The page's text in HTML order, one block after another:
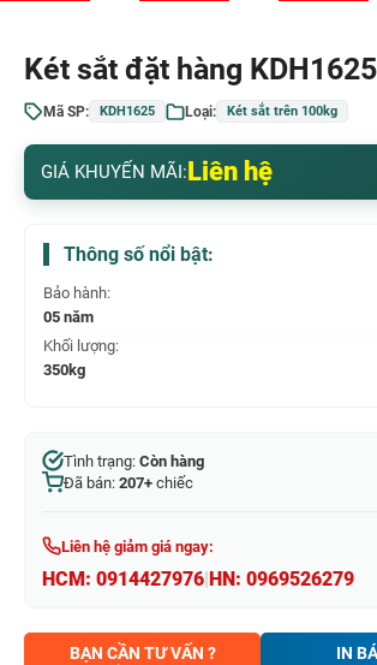
Két sắt đặt hàng KDH1625
Mã SP: KDH1625 Loại: Két sắt trên 100kg
GIÁ KHUYẾN MÃI:Liên hệ
Thông số nổi bật:
Bảo hành:
05 năm
Khối lượng:
350kg
Tình trạng: Còn hàng
Đã bán: 207+ chiếc
Liên hệ giảm giá ngay:
HCM: 0914427976|HN: 0969526279
BẠN CẦN TƯ VẤN ? IN